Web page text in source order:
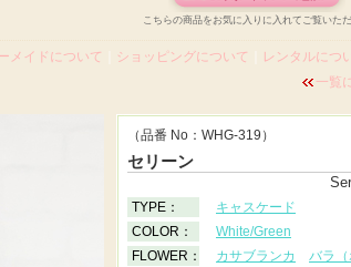
こちらの商品をお気に入りに入れてご覧いた
メイドについて ショッピングについて レンタルにつ
一覧
（品番 No：WHG-319）
セリーン
TYPE：
キャスケード
COLOR：
White/Green
FLOWER：
カサブランカ
バラ（